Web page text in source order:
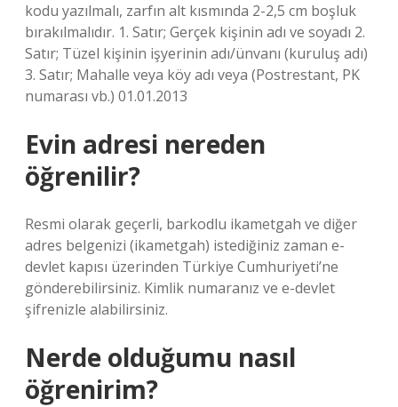
kodu yazılmalı, zarfın alt kısmında 2-2,5 cm boşluk
bırakılmalıdır. 1. Satır; Gerçek kişinin adı ve soyadı 2.
Satır; Tüzel kişinin işyerinin adı/ünvanı (kuruluş adı)
3. Satır; Mahalle veya köy adı veya (Postrestant, PK
numarası vb.) 01.01.2013
Evin adresi nereden
öğrenilir?
Resmi olarak geçerli, barkodlu ikametgah ve diğer
adres belgenizi (ikametgah) istediğiniz zaman e-
devlet kapısı üzerinden Türkiye Cumhuriyeti’ne
gönderebilirsiniz. Kimlik numaranız ve e-devlet
şifrenizle alabilirsiniz.
Nerde olduğumu nasıl
öğrenirim?